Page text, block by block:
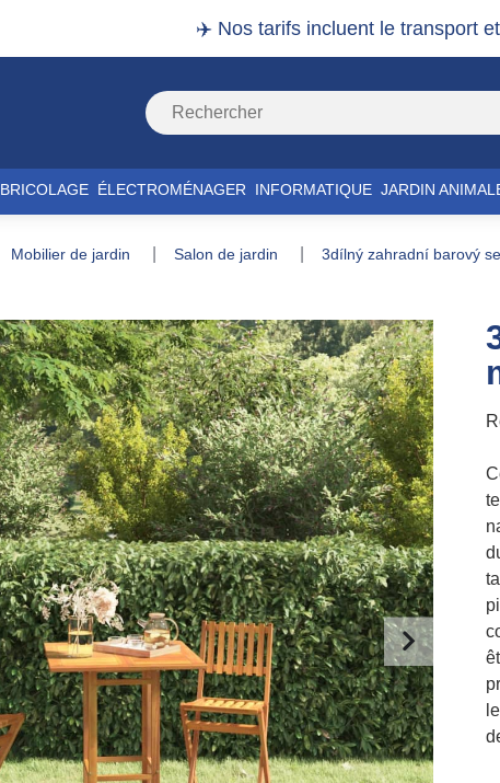
✈️ Nos tarifs incluent le transport
BRICOLAGE ÉLECTROMÉNAGER INFORMATIQUE JARDIN
mobilier de jardin salon de jardin 3dílný zahradní barový